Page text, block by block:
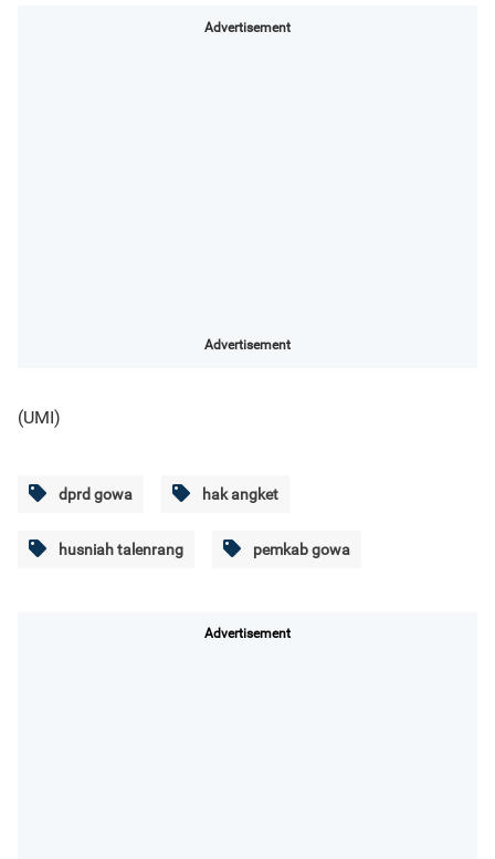
Advertisement
Advertisement
(UMI)
dprd gowa hak angket
husniah talenrang pemkab gowa
Advertisement